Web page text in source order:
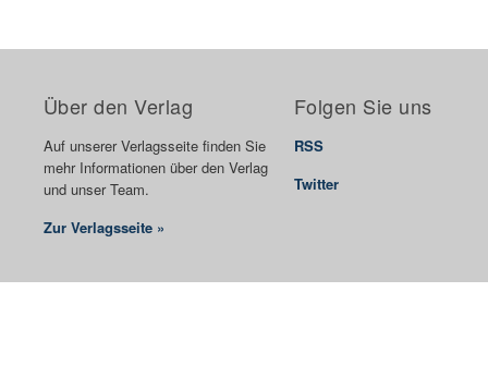
Über den Verlag
Auf unserer Verlagsseite finden Sie
mehr Informationen über den Verlag
und unser Team.
Zur Verlagsseite »
Folgen Sie uns
RSS
Twitter